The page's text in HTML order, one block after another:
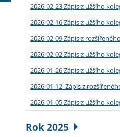
2026-02-23 Zápis z užšího
2026-02-16 Zápis z užšího
2026-02-09 Zápis z
2026-02-02 Zápis z užšího
2026-01-26 Zápis z užšího
2026-01-12 Zápis z
2026-01-05 Zápis z užšího
Rok 2025